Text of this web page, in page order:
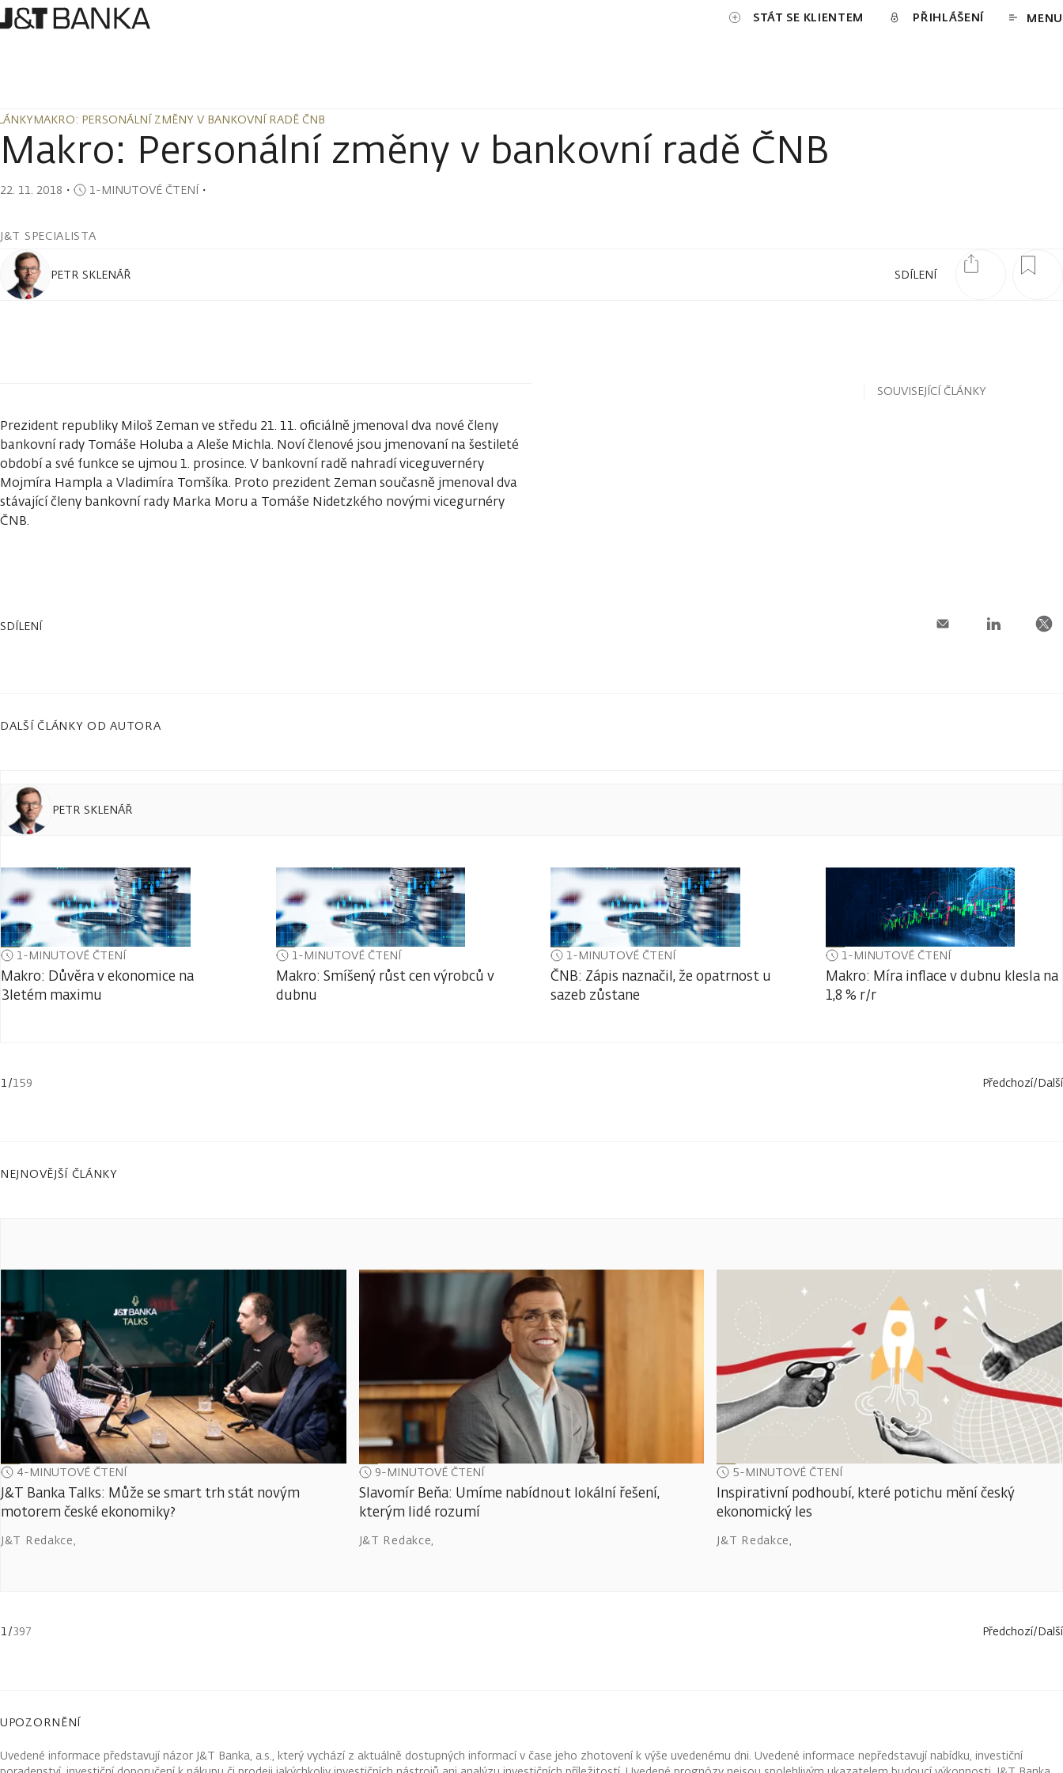
STÁT SE KLIENTEM PŘIHLÁŠENÍ MENU
MAKRO: PERSONÁLNÍ ZMĚNY V BANKOVNÍ RADĚ ČNB
MAKRO: PERSONÁLNÍ ZMĚNY V BANKOVNÍ RADĚ ČNB
Makro: Personální změny v bankovní radě ČNB
22. 11. 2018 ・ 1-MINUTOVÉ ČTENÍ・
J&T SPECIALISTA
SDÍLENÍ
PETR SKLENÁŘ
Prezident republiky Miloš Zeman ve středu 21. 11. oficiálně jmenoval dva nové členy
bankovní rady Tomáše Holuba a Aleše Michla. Noví členové jsou jmenovaní na šestileté
období a své funkce se ujmou 1. prosince. V bankovní radě nahradí viceguvernéry
Mojmíra Hampla a Vladimíra Tomšíka. Proto prezident Zeman současně jmenoval dva
stávající členy bankovní rady Marka Moru a Tomáše Nidetzkého novými vicegurnéry
ČNB.
SOUVISEJÍCÍ ČLÁNKY
SDÍLENÍ
DALŠÍ ČLÁNKY OD AUTORA
PETR SKLENÁŘ
1-MINUTOVÉ ČTENÍ
Makro: Důvěra v ekonomice na
3letém maximu
1-MINUTOVÉ ČTENÍ
Makro: Smíšený růst cen výrobců v
dubnu
1-MINUTOVÉ ČTENÍ
ČNB: Zápis naznačil, že opatrnost u
sazeb zůstane
1-MINUTOVÉ ČTENÍ
Makro: Míra inflace v dubnu klesla na
1,8 % r/r
1 /159 Předchozí/Další
NEJNOVĚJŠÍ ČLÁNKY
4-MINUTOVÉ ČTENÍ
J&T Banka Talks: Může se smart trh stát novým
motorem české ekonomiky?
J&T Redakce,
9-MINUTOVÉ ČTENÍ
Slavomír Beňa: Umíme nabídnout lokální řešení,
kterým lidé rozumí
J&T Redakce,
5-MINUTOVÉ ČTENÍ
Inspirativní podhoubí, které potichu mění český
ekonomický les
J&T Redakce,
1/397 Předchozí/Další
UPOZORNĚNÍ
Uvedené informace představují názor J&T Banka, a.s., který vychází z aktuálně dostupných informací v čase jeho zhotovení k výše uvedenému dni. Uvedené informace nepředstavují nabídku, investiční